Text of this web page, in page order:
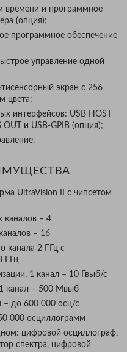
времени и программное
(опция);
программное обеспечение
управление одной
экран с 256
цвета;
интерфейсов: USB HOST
и USB-GPIB (опция);
UltraVision II с чипсетом
каналов – 4
– 16
канала 2 ГГц с
ГГц
1 канал – 10 Гвыб/с
канал – 500 Мвыб
– до 600 000 осц/с
000 осциллограмм
цифровой осциллограф,
спектра, цифровой